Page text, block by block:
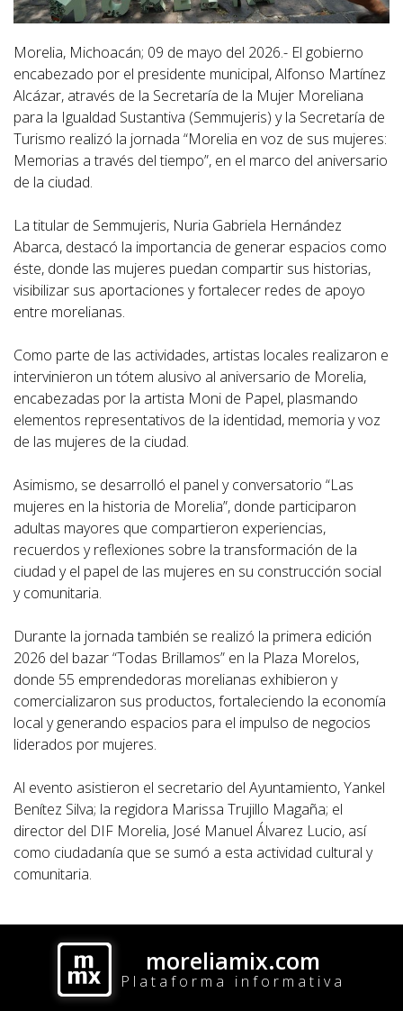
Morelia, Michoacán; 09 de mayo del 2026.- El gobierno
encabezado por el presidente municipal, Alfonso Martínez
Alcázar, através de la Secretaría de la Mujer Moreliana
para la Igualdad Sustantiva (Semmujeris) y la Secretaría de
Turismo realizó la jornada “Morelia en voz de sus mujeres:
Memorias a través del tiempo”, en el marco del aniversario
de la ciudad.
La titular de Semmujeris, Nuria Gabriela Hernández
Abarca, destacó la importancia de generar espacios como
éste, donde las mujeres puedan compartir sus historias,
visibilizar sus aportaciones y fortalecer redes de apoyo
entre morelianas.
Como parte de las actividades, artistas locales realizaron e
intervinieron un tótem alusivo al aniversario de Morelia,
encabezadas por la artista Moni de Papel, plasmando
elementos representativos de la identidad, memoria y voz
de las mujeres de la ciudad.
Asimismo, se desarrolló el panel y conversatorio “Las
mujeres en la historia de Morelia”, donde participaron
adultas mayores que compartieron experiencias,
recuerdos y reflexiones sobre la transformación de la
ciudad y el papel de las mujeres en su construcción social
y comunitaria.
Durante la jornada también se realizó la primera edición
2026 del bazar “Todas Brillamos” en la Plaza Morelos,
donde 55 emprendedoras morelianas exhibieron y
comercializaron sus productos, fortaleciendo la economía
local y generando espacios para el impulso de negocios
liderados por mujeres.
Al evento asistieron el secretario del Ayuntamiento, Yankel
Benítez Silva; la regidora Marissa Trujillo Magaña; el
director del DIF Morelia, José Manuel Álvarez Lucio, así
como ciudadanía que se sumó a esta actividad cultural y
comunitaria.
moreliamix.com
Plataforma informativa